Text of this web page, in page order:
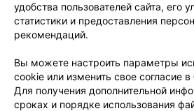
Написать
Обработка
удобства пользователей сайта, его
статистики и предоставления
рекомендаций.
Вы можете настроить параметры
cookie или изменить свое согласие
Для получения дополнительной
сроках и порядке использования